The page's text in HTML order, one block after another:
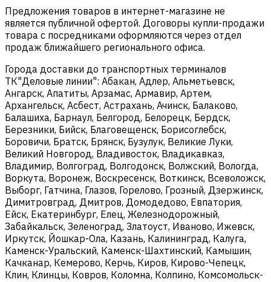
Предложения товаров в интернет-магазине не
является публичной офертой. Договоры купли-продажи
товара с посредниками оформляются через отдел
продаж ближайшего регионального офиса.
Города доставки до транспортных терминалов
ТК"Деловые линии": Абакан, Адлер, Альметьевск,
Ангарск, Апатиты, Арзамас, Армавир, Артем,
Архангельск, Асбест, Астрахань, Ачинск, Балаково,
Балашиха, Барнаул, Белгород, Белорецк, Бердск,
Березники, Бийск, Благовещенск, Борисоглебск,
Боровичи, Братск, Брянск, Бузулук, Великие Луки,
Великий Новгород, Владивосток, Владикавказ,
Владимир, Волгоград, Волгодонск, Волжский, Вологда,
Воркута, Воронеж, Воскресенск, Воткинск, Всеволожск,
Выборг, Гатчина, Глазов, Горелово, Грозный, Дзержинск,
Димитровград, Дмитров, Домодедово, Евпатория,
Ейск, Екатеринбург, Елец, Железнодорожный,
Забайкальск, Зеленоград, Златоуст, Иваново, Ижевск,
Иркутск, Йошкар-Ола, Казань, Калининград, Калуга,
Каменск-Уральский, Каменск-Шахтинский, Камышин,
Качканар, Кемерово, Керчь, Киров, Кирово-Чепецк,
Клин, Клинцы, Ковров, Коломна, Колпино, Комсомольск-